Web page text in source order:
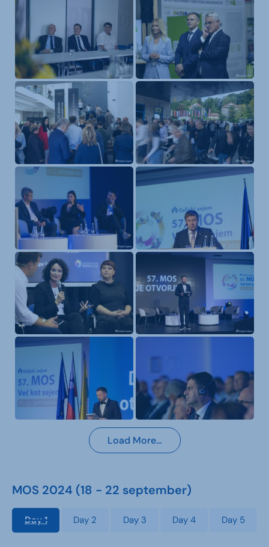
Load More…
MOS 2024 (18 - 22 september)
Day 1 Day 2 Day 3 Day 4 Day 5